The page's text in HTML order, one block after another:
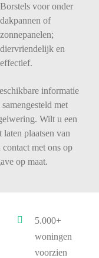
Borstels voor onder
dakpannen of
zonnepanelen;
diervriendelijk en
effectief.
informatie
met
Wilt u een
plaatsen van
met ons op
op maat.
5.000+
woningen
voorzien